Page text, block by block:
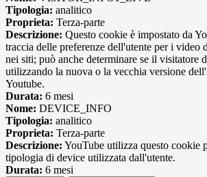
Tipologia: analitico
Proprieta: Terza-parte
Descrizione: Questo cookie è impostato da
traccia delle preferenze dell'utente per i video
nei siti; può anche determinare se il visitatore
utilizzando la nuova o la vecchia versione
Youtube.
Durata: 6 mesi
Nome: DEVICE_INFO
Tipologia: analitico
Proprieta: Terza-parte
Descrizione: YouTube utilizza questo cookie
tipologia di device utilizzata dall'utente.
Durata: 6 mesi